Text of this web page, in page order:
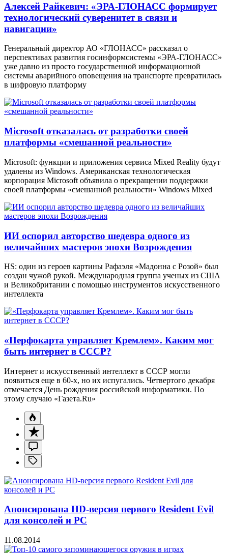
Алексей Райкевич: «ЭРА-ГЛОНАСС формирует
технологический суверенитет в связи и
навигации»
Генеральный директор АО «ГЛОНАСС» рассказал о
перспективах развития госинформсистемы «ЭРА-ГЛОНАСС»
уже давно из просто государственной информационной
системы аварийного оповещения на транспорте превратилась
в цифровую платформу
Microsoft отказалась от разработки своей
платформы «смешанной реальности»
Microsoft: функции и приложения сервиса Mixed Reality будут
удалены из Windows. Американская технологическая
корпорация Microsoft объявила о прекращении поддержки
своей платформы «смешанной реальности» Windows Mixed
ИИ оспорил авторство шедевра одного из
величайших мастеров эпохи Возрождения
HS: один из героев картины Рафаэля «Мадонна с Розой» был
создан чужой рукой. Международная группа ученых из США
и Великобритании с помощью инструментов искусственного
интеллекта
«Перфокарта управляет Кремлем». Каким мог
быть интернет в СССР?
Интернет и искусственный интеллект в СССР могли
появиться еще в 60-х, но их испугались. Четвертого декабря
отмечается День рождения российской информатики. По
этому случаю «Газета.Ru»
Анонсирована HD-версия первого Resident Evil
для консолей и PC
11.08.2014